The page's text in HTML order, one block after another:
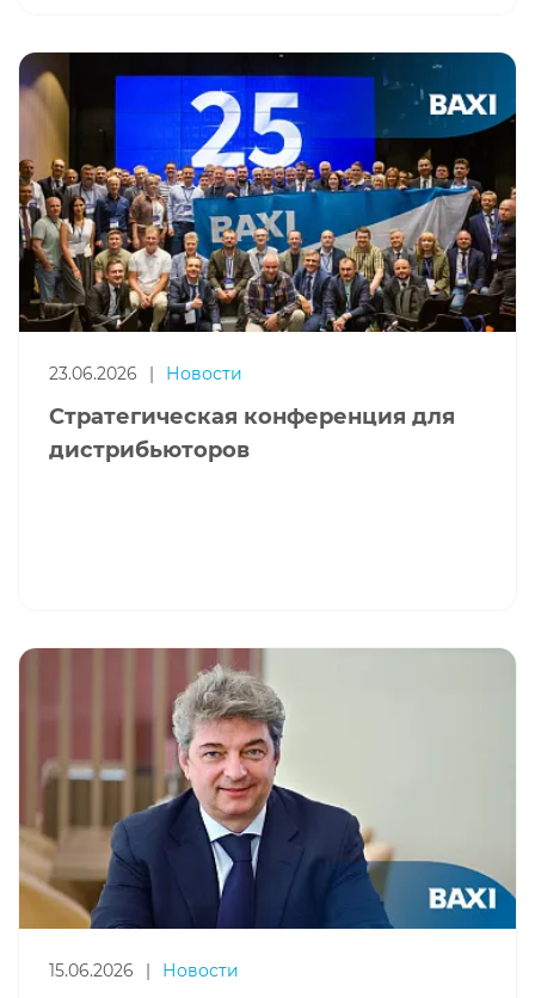
23.06.2026 Новости
Стратегическая конференция для
дистрибьюторов
15.06.2026 | Новости